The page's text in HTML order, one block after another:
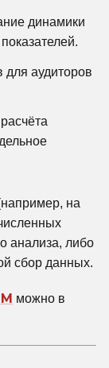
динамики
для аудиторов
на
анализа, либо
сбор данных.
можно в